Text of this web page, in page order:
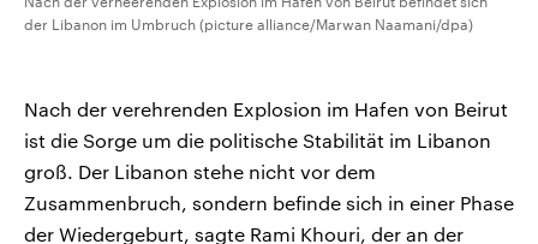
der Libanon im Umbruch (picture alliance/Marwan Naamani/dpa)
Nach der verehrenden Explosion im Hafen von Beirut
ist die Sorge um die politische Stabilität im Libanon
groß. Der Libanon stehe nicht vor dem
Zusammenbruch, sondern befinde sich in einer Phase
der Wiedergeburt, sagte Rami Khouri, der an der